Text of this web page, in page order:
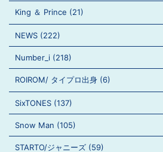
King ＆ Prince (21)
NEWS (222)
Number_i (218)
ROIROM/ タイプロ出身 (6)
SixTONES (137)
Snow Man (105)
STARTO/ジャニーズ (59)